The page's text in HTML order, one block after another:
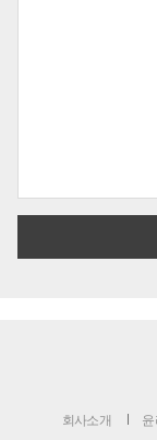
회사소개 윤